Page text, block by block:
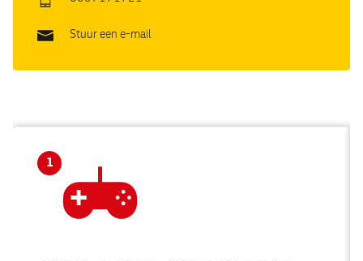
Stuur een e-mail
1